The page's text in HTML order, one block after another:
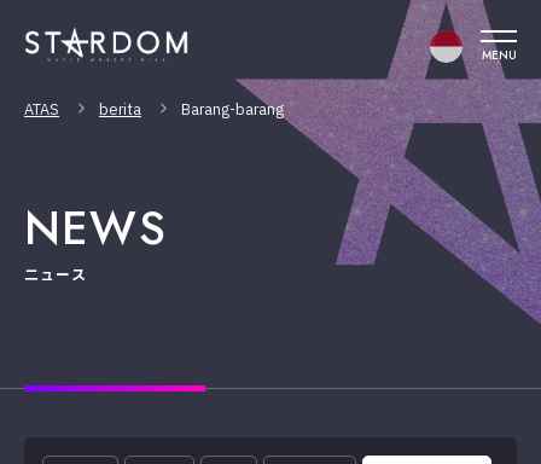
MENU
ATAS berita Barang-barang
NEWS
ニュース